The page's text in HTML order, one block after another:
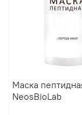
Маска
NeosBioLab